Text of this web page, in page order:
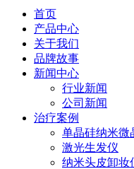
首页
产品中心
关于我们
品牌故事
新闻中心
行业新闻
公司新闻
治疗案例
单晶硅纳米微
激光生发仪
纳米头皮卸妆